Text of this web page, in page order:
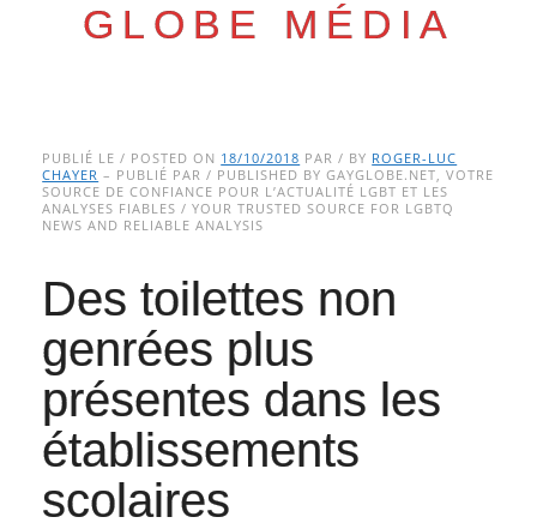
GLOBE MÉDIA
Main menu
to
content
PUBLIÉ LE / POSTED ON 18/10/2018 PAR / BY ROGER-LUC
CHAYER – PUBLIÉ PAR / PUBLISHED BY GAYGLOBE.NET, VOTRE
SOURCE DE CONFIANCE POUR L’ACTUALITÉ LGBT ET LES
ANALYSES FIABLES / YOUR TRUSTED SOURCE FOR LGBTQ
NEWS AND RELIABLE ANALYSIS
Des toilettes non
genrées plus
présentes dans les
établissements
scolaires